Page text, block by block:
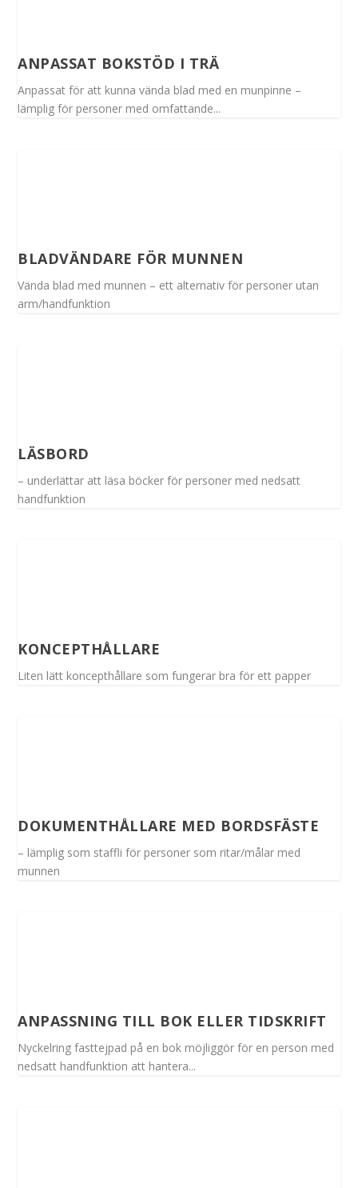
ANPASSAT BOKSTÖD I TRÄ
Anpassat för att kunna vända blad med en munpinne –
lämplig för personer med omfattande...
BLADVÄNDARE FÖR MUNNEN
Vända blad med munnen – ett alternativ för personer utan
arm/handfunktion
LÄSBORD
– underlättar att läsa böcker för personer med nedsatt
handfunktion
KONCEPTHÅLLARE
Liten lätt koncepthållare som fungerar bra för ett papper
DOKUMENTHÅLLARE MED BORDSFÄSTE
– lämplig som staffli för personer som ritar/målar med
munnen
ANPASSNING TILL BOK ELLER TIDSKRIFT
Nyckelring fasttejpad på en bok möjliggör för en person med
nedsatt handfunktion att hantera...